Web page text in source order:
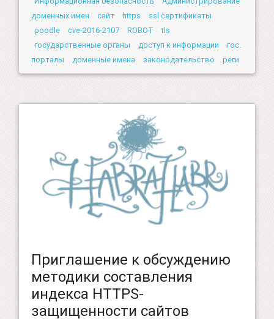
доменных имен
сайт https
ssl сертификаты
poodle
cve-2016-2107 ROBOT
tls
государственные органы
доступ к информации
гос.
порталы
доменные имена законодательство реги
Приглашение к обсуждению
методики составления
индекса HTTPS-
защищенности сайтов